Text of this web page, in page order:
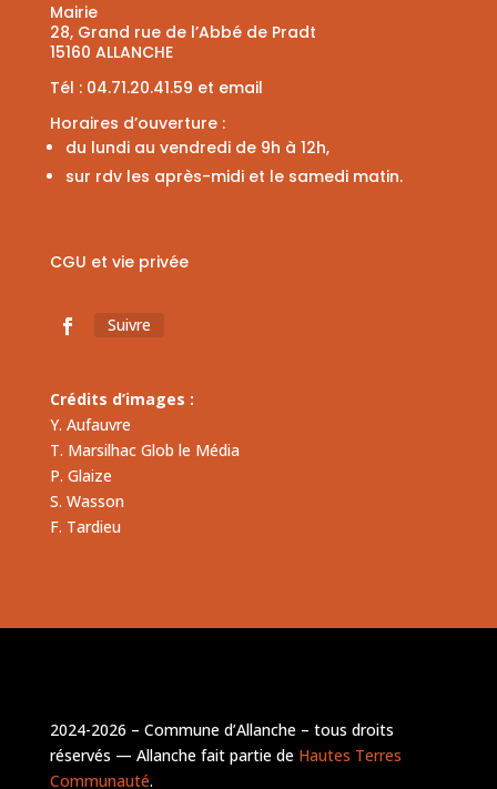
Mairie
28, Grand rue de l’Abbé de Pradt
15160 ALLANCHE
Tél : 04.71.20.41.59 et email
Horaires d’ouverture :
du lundi au vendredi de 9h à 12h,
sur rdv les après-midi et le samedi matin.
CGU et vie privée
Suivre
Crédits d’images :
Y. Aufauvre
T. Marsilhac Glob le Média
P. Glaize
S. Wasson
F. Tardieu
2024-2026 – Commune d’Allanche – tous droits
réservés — Allanche fait partie de Hautes Terres
Communauté.